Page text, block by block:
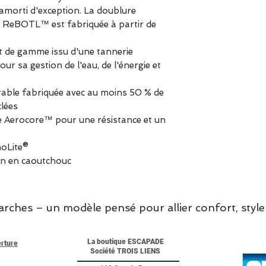
d'exception. La doublure
est fabriquée à partir de
gamme issu d'une tannerie
sa gestion de l'eau, de l'énergie et
fabriquée avec au moins 50 % de
Aerocore™ pour une résistance et un
en caoutchouc
– un modèle pensé pour allier confort,
La boutique ESCAPADE
Société TROIS LIENS